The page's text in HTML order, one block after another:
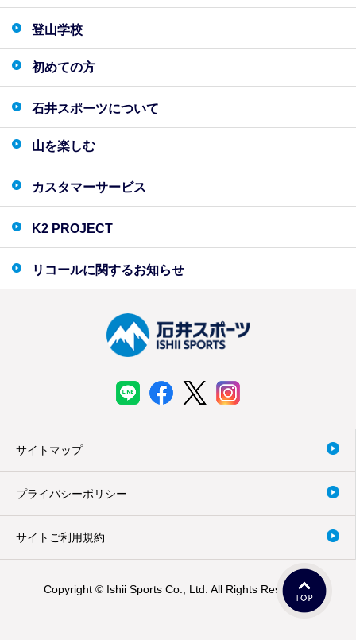
登山学校
初めての方
石井スポーツについて
山を楽しむ
カスタマーサービス
K2 PROJECT
リコールに関するお知らせ
サイトマップ
プライバシーポリシー
サイトご利用規約
Copyright © Ishii Sports Co., Ltd. All Rights Reserved.